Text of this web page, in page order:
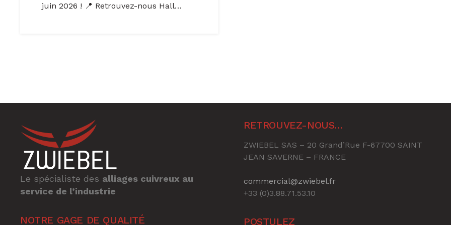
juin 2026 ! 📍 Retrouvez-nous Hall…
Le spécialiste des alliages cuivreux au
service de l’industrie
NOTRE GAGE DE QUALITÉ
RETROUVEZ-NOUS…
ZWIEBEL SAS – 20 Grand’Rue F-67700 SAINT
JEAN SAVERNE – FRANCE
commercial@zwiebel.fr
+33 (0)3.88.71.53.10
POSTULEZ